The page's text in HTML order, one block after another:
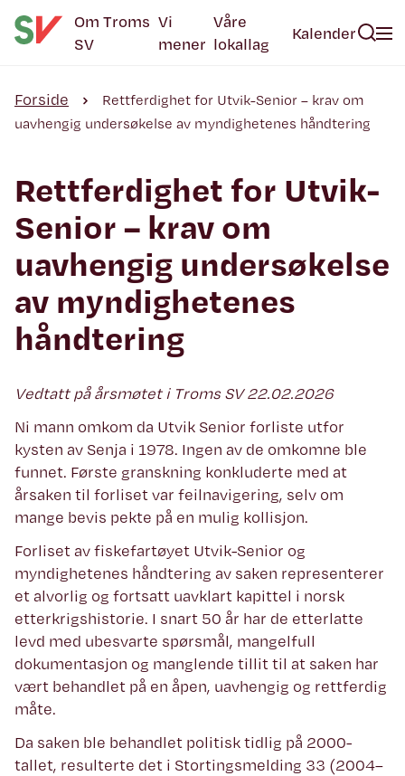
Om Troms
SV
Vi
mener
Våre
lokallag
Kalender
Forside
Rettferdighet for Utvik-Senior – krav om
uavhengig undersøkelse av myndighetenes håndtering
Rettferdighet for Utvik-
Senior – krav om
uavhengig undersøkelse
av myndighetenes
håndtering
Vedtatt på årsmøtet i Troms SV 22.02.2026
Ni mann omkom da Utvik Senior forliste utfor
kysten av Senja i 1978. Ingen av de omkomne ble
funnet. Første granskning konkluderte med at
årsaken til forliset var feilnavigering, selv om
mange bevis pekte på en mulig kollisjon.
Forliset av fiskefartøyet Utvik-Senior og
myndighetenes håndtering av saken representerer
et alvorlig og fortsatt uavklart kapittel i norsk
etterkrigshistorie. I snart 50 år har de etterlatte
levd med ubesvarte spørsmål, mangelfull
dokumentasjon og manglende tillit til at saken har
vært behandlet på en åpen, uavhengig og rettferdig
måte.
Da saken ble behandlet politisk tidlig på 2000-
tallet, resulterte det i Stortingsmelding 33 (2004–